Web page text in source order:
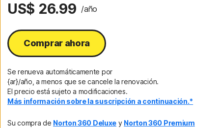
US$ 26.99 /año
Comprar ahora
Se renueva automáticamente por
{ar}/año, a menos que se cancele la renovación.
El precio está sujeto a modificaciones.
Más información sobre la suscripción a continuación.*
Su compra de Norton 360 Deluxe y Norton 360 Premium